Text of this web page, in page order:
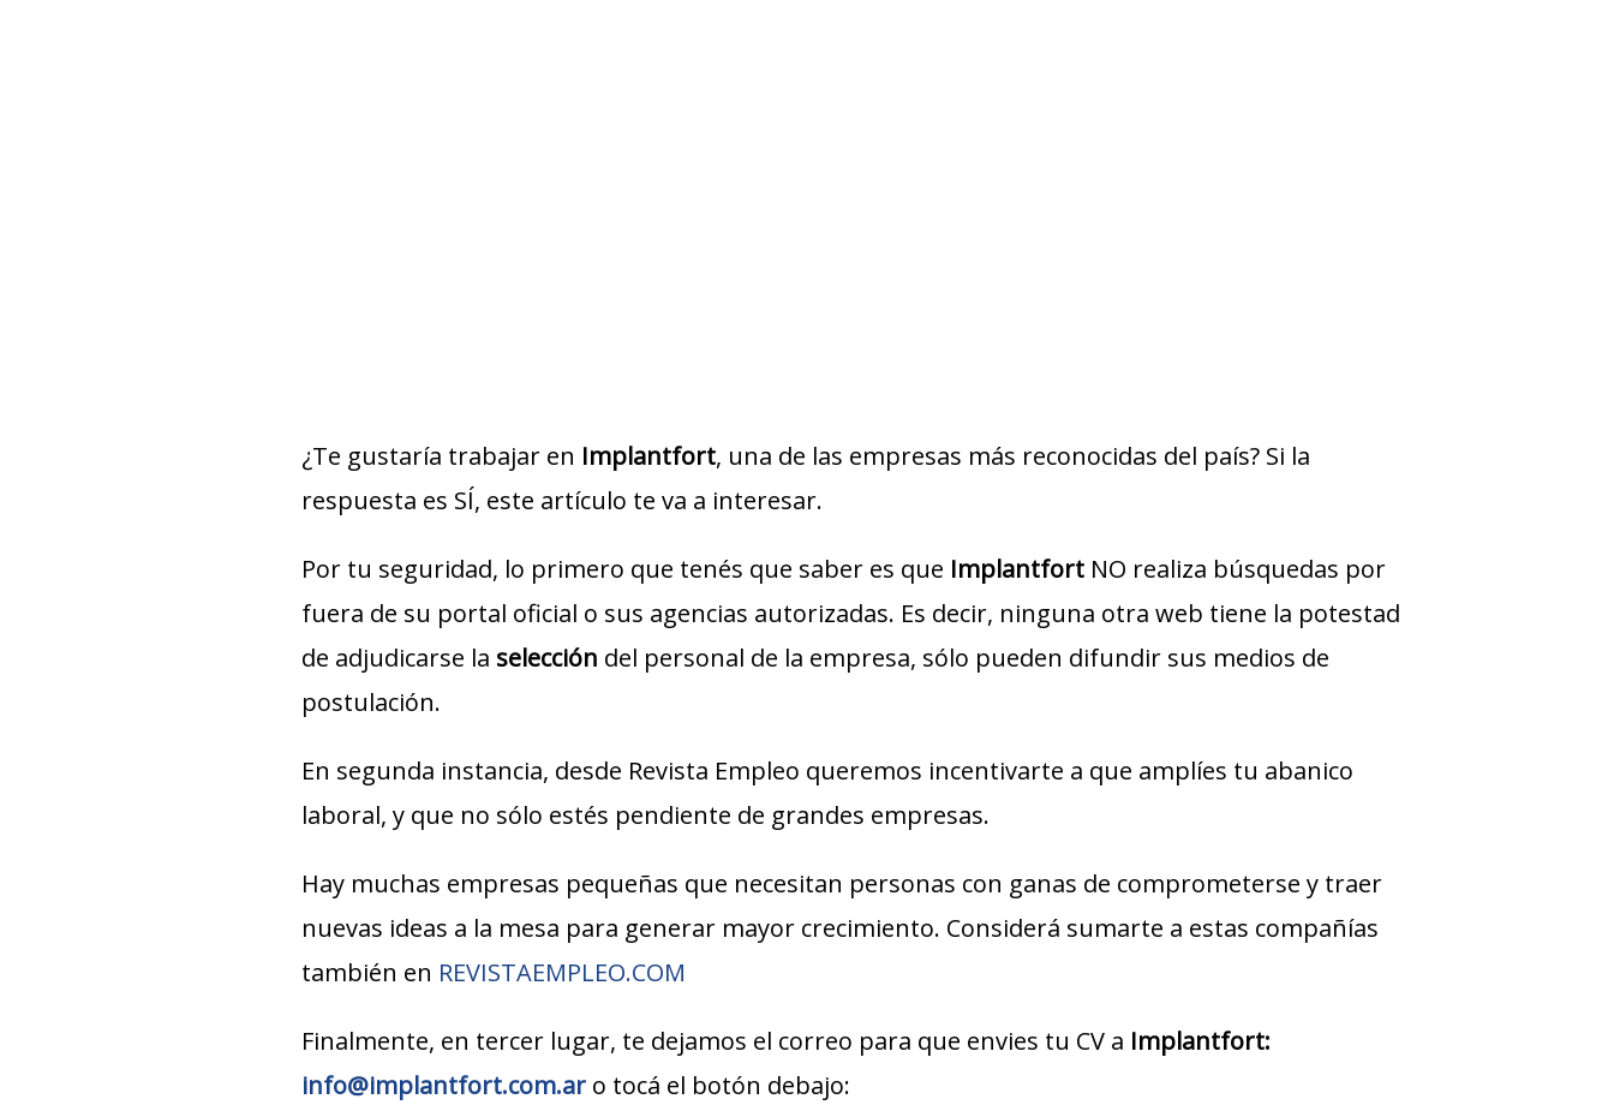
¿Te gustaría trabajar en Implantfort, una de las empresas más reconocidas del país? Si la
respuesta es SÍ, este artículo te va a interesar.
Por tu seguridad, lo primero que tenés que saber es que ImplantfortNO realiza búsquedas por
fuera de su portal oficial o sus agencias autorizadas. Es decir, ninguna otra web tiene la potestad
de adjudicarse la selección del personal de la empresa, sólo pueden difundir sus medios de
postulación.
En segunda instancia, desde Revista Empleo queremos incentivarte a que amplíes tu abanico
laboral, y que no sólo estés pendiente de grandes empresas.
Hay muchas empresas pequeñas que necesitan personas con ganas de comprometerse y traer
nuevas ideas a la mesa para generar mayor crecimiento. Considerá sumarte a estas compañías
también en REVISTAEMPLEO.COM
Finalmente, en tercer lugar, te dejamos el correo para que envies tu CV a Implantfort:
info@implantfort.com.aro tocá el botón debajo: